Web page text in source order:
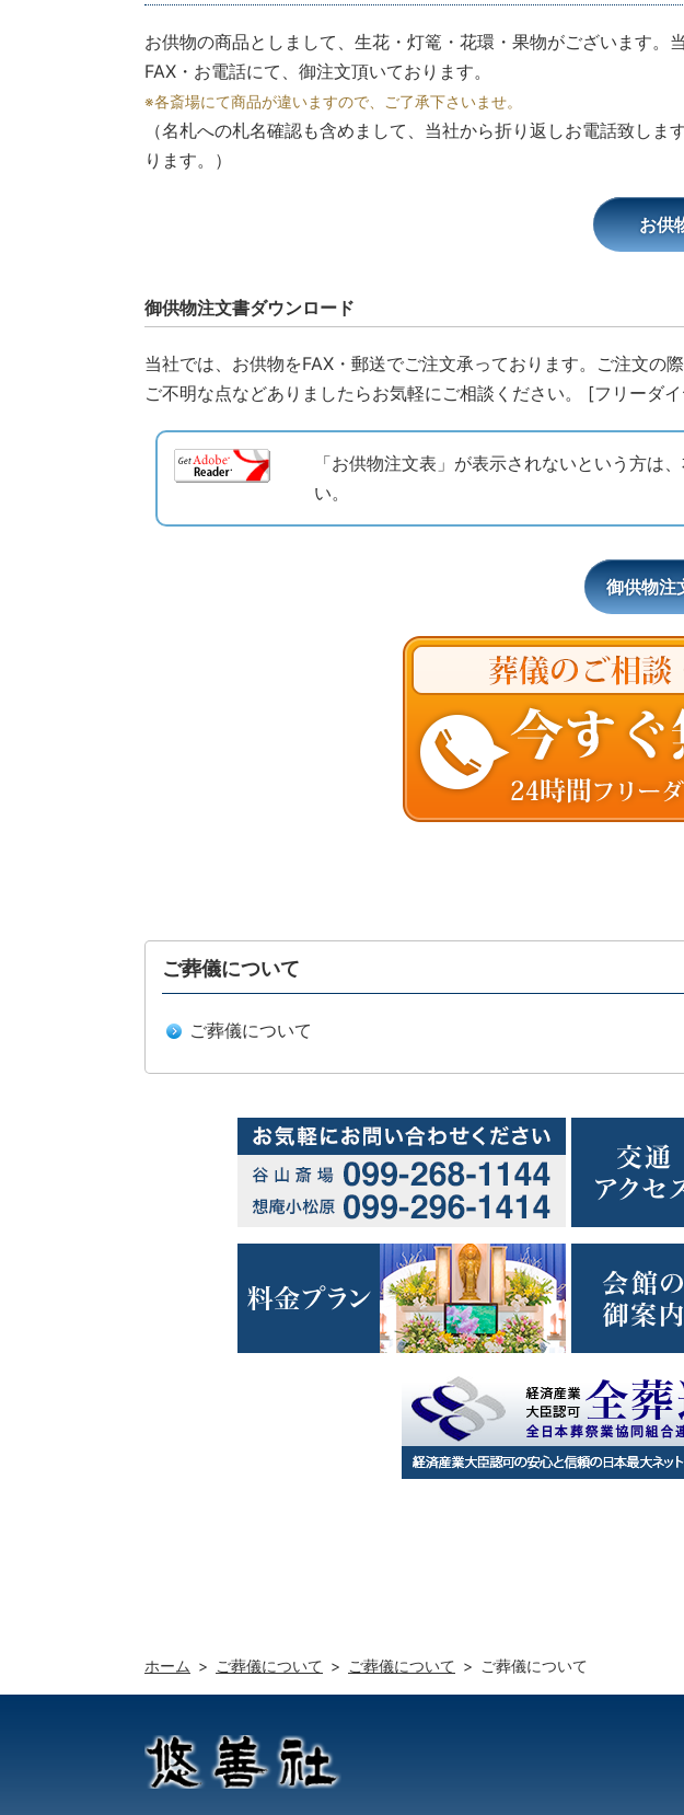
お供物の商品としまして、生花・灯篭・花環・果物がございます。
FAX・お電話にて、御注文頂いております。
※各斎場にて商品が違いますので、ご了承下さいませ。
（名札への札名確認も含めまして、当社から折り返しお電話致し
ります。）
お供
御供物注文書ダウンロード
当社では、お供物をFAX・郵送でご注文承っております。ご注文の
ご不明な点などありましたらお気軽にご相談ください。 [フリーダ
「お供物注文表」が表示されないという方は
い。
御供物注
ご葬儀について
ご葬儀について
ホーム ご葬儀について ご葬儀について ご葬儀について